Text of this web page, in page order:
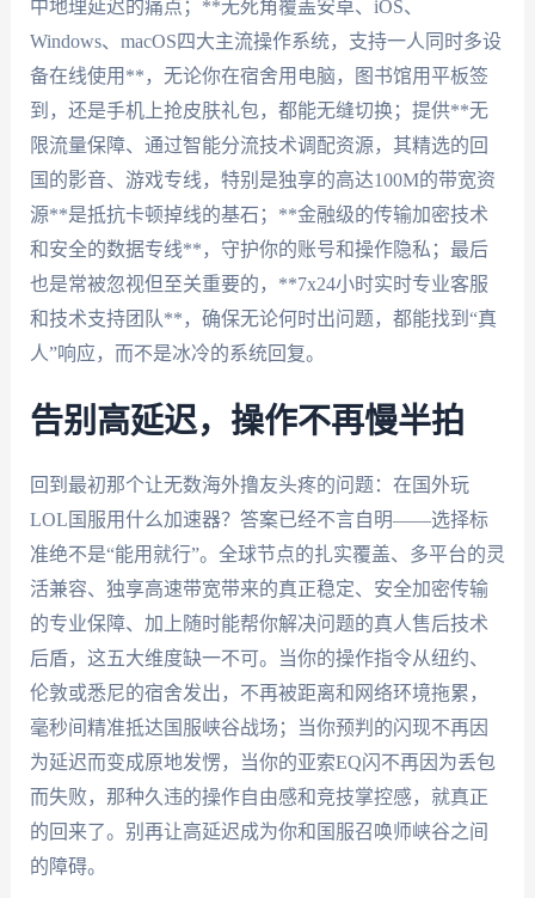
中地理延迟的痛点；**无死角覆盖安卓、iOS、
Windows、macOS四大主流操作系统，支持一人同时多设
备在线使用**，无论你在宿舍用电脑，图书馆用平板签
到，还是手机上抢皮肤礼包，都能无缝切换；提供**无
限流量保障、通过智能分流技术调配资源，其精选的回
国的影音、游戏专线，特别是独享的高达100M的带宽资
源**是抵抗卡顿掉线的基石；**金融级的传输加密技术
和安全的数据专线**，守护你的账号和操作隐私；最后
也是常被忽视但至关重要的，**7x24小时实时专业客服
和技术支持团队**，确保无论何时出问题，都能找到“真
人”响应，而不是冰冷的系统回复。
告别高延迟，操作不再慢半拍
回到最初那个让无数海外撸友头疼的问题：在国外玩
LOL国服用什么加速器？答案已经不言自明——选择标
准绝不是“能用就行”。全球节点的扎实覆盖、多平台的灵
活兼容、独享高速带宽带来的真正稳定、安全加密传输
的专业保障、加上随时能帮你解决问题的真人售后技术
后盾，这五大维度缺一不可。当你的操作指令从纽约、
伦敦或悉尼的宿舍发出，不再被距离和网络环境拖累，
毫秒间精准抵达国服峡谷战场；当你预判的闪现不再因
为延迟而变成原地发愣，当你的亚索EQ闪不再因为丢包
而失败，那种久违的操作自由感和竞技掌控感，就真正
的回来了。别再让高延迟成为你和国服召唤师峡谷之间
的障碍。